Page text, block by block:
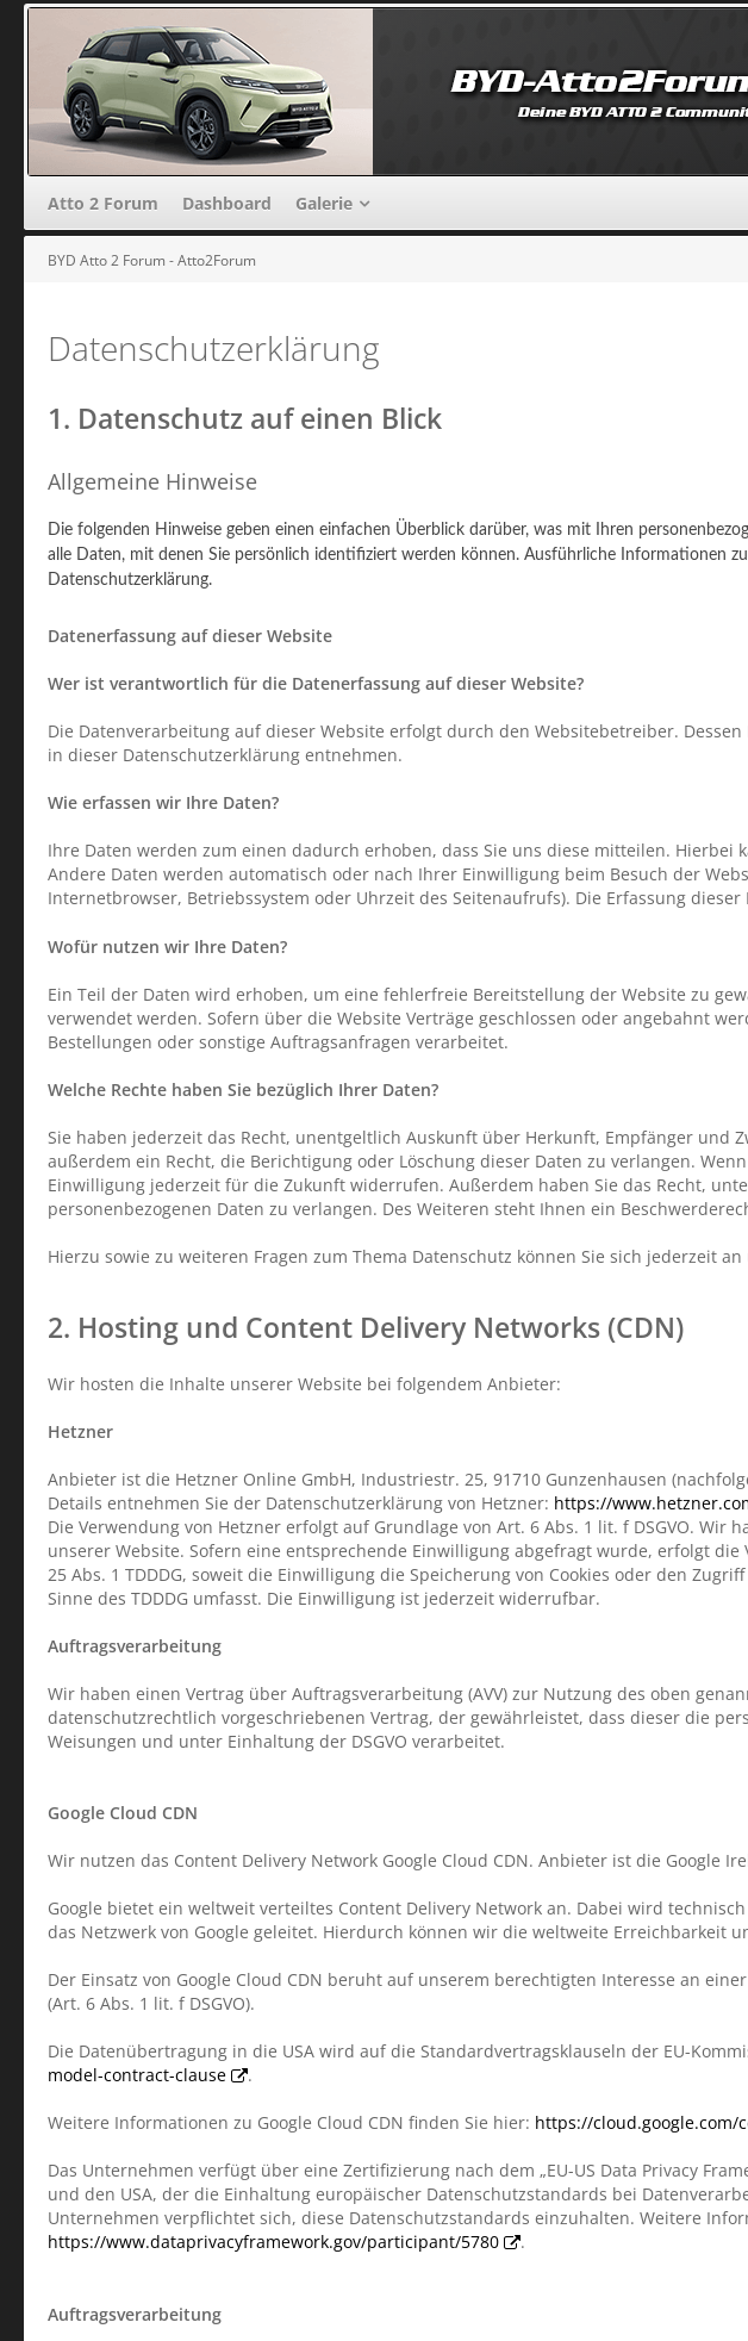
Atto 2 Forum Dashboard Galerie
BYD Atto 2 Forum - Atto2Forum
Datenschutzerklärung
1. Datenschutz auf einen Blick
Allgemeine Hinweise
Die folgenden Hinweise geben einen einfachen Überblick darüber, was mit Ihren
alle Daten, mit denen Sie persönlich identifiziert werden können. Ausführliche Informationen
Datenschutzerklärung.
Datenerfassung auf dieser Website
Wer ist verantwortlich für die Datenerfassung auf dieser Website?
Die Datenverarbeitung auf dieser Website erfolgt durch den Websitebetreiber.
in dieser Datenschutzerklärung entnehmen.
Wie erfassen wir Ihre Daten?
Ihre Daten werden zum einen dadurch erhoben, dass Sie uns diese mitteilen.
Andere Daten werden automatisch oder nach Ihrer Einwilligung beim Besuch der
Internetbrowser, Betriebssystem oder Uhrzeit des Seitenaufrufs). Die Erfassung
Wofür nutzen wir Ihre Daten?
Ein Teil der Daten wird erhoben, um eine fehlerfreie Bereitstellung der Website zu
verwendet werden. Sofern über die Website Verträge geschlossen oder angebahnt
Bestellungen oder sonstige Auftragsanfragen verarbeitet.
Welche Rechte haben Sie bezüglich Ihrer Daten?
Sie haben jederzeit das Recht, unentgeltlich Auskunft über Herkunft, Empfänger und
außerdem ein Recht, die Berichtigung oder Löschung dieser Daten zu verlangen.
Einwilligung jederzeit für die Zukunft widerrufen. Außerdem haben Sie das Recht,
personenbezogenen Daten zu verlangen. Des Weiteren steht Ihnen ein
Hierzu sowie zu weiteren Fragen zum Thema Datenschutz können Sie sich jederzeit
2. Hosting und Content Delivery Networks (CDN)
Wir hosten die Inhalte unserer Website bei folgendem Anbieter:
Hetzner
Anbieter ist die Hetzner Online GmbH, Industriestr. 25, 91710 Gunzenhausen
Details entnehmen Sie der Datenschutzerklärung von Hetzner: https://
Die Verwendung von Hetzner erfolgt auf Grundlage von Art. 6 Abs. 1 lit. f DSGVO.
unserer Website. Sofern eine entsprechende Einwilligung abgefragt wurde, erfolgt
25 Abs. 1 TDDDG, soweit die Einwilligung die Speicherung von Cookies oder den
Sinne des TDDDG umfasst. Die Einwilligung ist jederzeit widerrufbar.
Auftragsverarbeitung
Wir haben einen Vertrag über Auftragsverarbeitung (AVV) zur Nutzung des oben
datenschutzrechtlich vorgeschriebenen Vertrag, der gewährleistet, dass dieser die
Weisungen und unter Einhaltung der DSGVO verarbeitet.
Google Cloud CDN
Wir nutzen das Content Delivery Network Google Cloud CDN. Anbieter ist die Google
Google bietet ein weltweit verteiltes Content Delivery Network an. Dabei wird
das Netzwerk von Google geleitet. Hierdurch können wir die weltweite Erreichbarkeit
Der Einsatz von Google Cloud CDN beruht auf unserem berechtigten Interesse an
(Art. 6 Abs. 1 lit. f DSGVO).
Die Datenübertragung in die USA wird auf die Standardvertragsklauseln der EU-
model-contract-clause
.
Weitere Informationen zu Google Cloud CDN finden Sie hier: https://cloud.google.com/
Das Unternehmen verfügt über eine Zertifizierung nach dem „EU-US Data Privacy
und den USA, der die Einhaltung europäischer Datenschutzstandards bei
Unternehmen verpflichtet sich, diese Datenschutzstandards einzuhalten. Weitere
https://www.dataprivacyframework.gov/participant/5780
.
Auftragsverarbeitung